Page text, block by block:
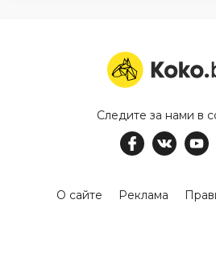
Следите за нами в
О сайте Реклама